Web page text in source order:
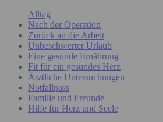
Alltag
Nach der Operation
Zurück an die Arbeit
Unbeschwerter Urlaub
Eine gesunde Ernährung
Fit für ein gesundes Herz
Ärztliche Untersuchungen
Notfallpass
Familie und Freunde
Hilfe für Herz und Seele